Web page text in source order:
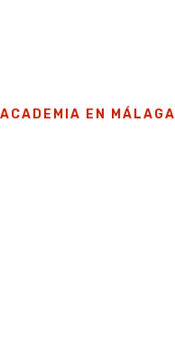
ACADEMIA EN MÁLAGA